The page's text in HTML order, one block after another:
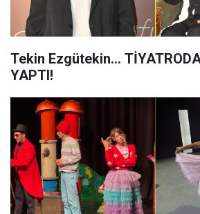
Tekin Ezgütekin…
YAPTI!